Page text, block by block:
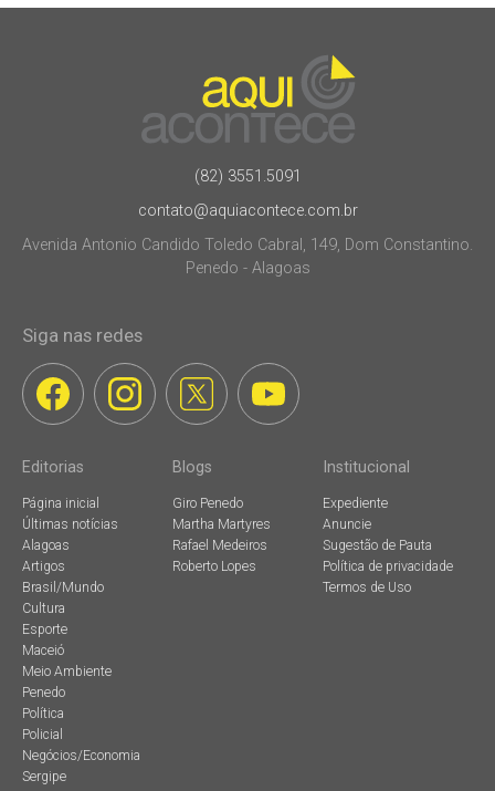
(82) 3551.5091
contato@aquiacontece.com.br
Avenida Antonio Candido Toledo Cabral, 149, Dom Constantino.
Penedo - Alagoas
Siga nas redes
Editorias
Página inicial
Últimas notícias
Alagoas
Artigos
Brasil/Mundo
Cultura
Esporte
Maceió
Meio Ambiente
Penedo
Política
Policial
Negócios/Economia
Sergipe
Blogs
Giro Penedo
Martha Martyres
Rafael Medeiros
Roberto Lopes
Institucional
Expediente
Anuncie
Sugestão de Pauta
Política de privacidade
Termos de Uso